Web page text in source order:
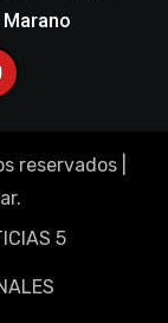
reservados
.
5